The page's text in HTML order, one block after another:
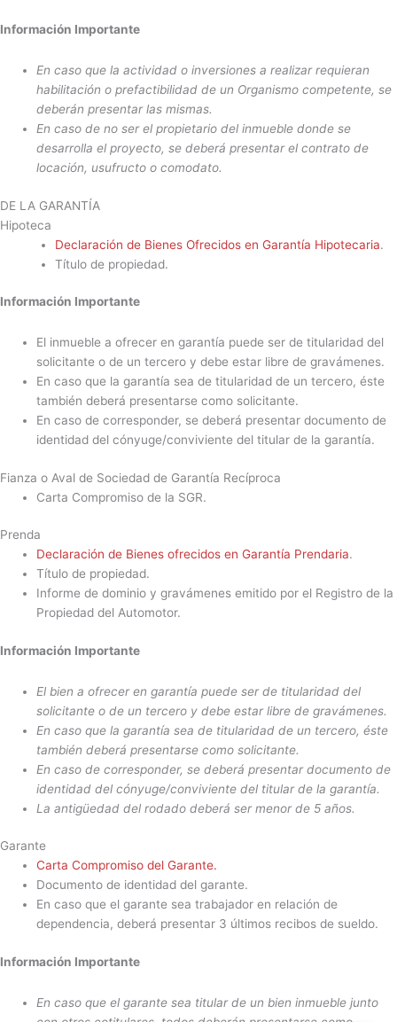
Información Importante
En caso que la actividad o inversiones a realizar requieran
habilitación o prefactibilidad de un Organismo competente, se
deberán presentar las mismas.
En caso de no ser el propietario del inmueble donde se
desarrolla el proyecto, se deberá presentar el contrato de
locación, usufructo o comodato.
DE LA GARANTÍA
Hipoteca
Declaración de Bienes Ofrecidos en Garantía Hipotecaria.
Título de propiedad.
Información Importante
El inmueble a ofrecer en garantía puede ser de titularidad del
solicitante o de un tercero y debe estar libre de gravámenes.
En caso que la garantía sea de titularidad de un tercero, éste
también deberá presentarse como solicitante.
En caso de corresponder, se deberá presentar documento de
identidad del cónyuge/conviviente del titular de la garantía.
Fianza o Aval de Sociedad de Garantía Recíproca
Carta Compromiso de la SGR.
Prenda
Declaración de Bienes ofrecidos en Garantía Prendaria.
Título de propiedad.
Informe de dominio y gravámenes emitido por el Registro de la
Propiedad del Automotor.
Información Importante
El bien a ofrecer en garantía puede ser de titularidad del
solicitante o de un tercero y debe estar libre de gravámenes.
En caso que la garantía sea de titularidad de un tercero, éste
también deberá presentarse como solicitante.
En caso de corresponder, se deberá presentar documento de
identidad del cónyuge/conviviente del titular de la garantía.
La antigüedad del rodado deberá ser menor de 5 años.
Garante
Carta Compromiso del Garante.
Documento de identidad del garante.
En caso que el garante sea trabajador en relación de
dependencia, deberá presentar 3 últimos recibos de sueldo.
Información Importante
En caso que el garante sea titular de un bien inmueble junto